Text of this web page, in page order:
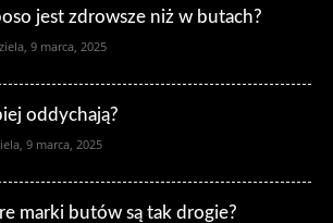
jest zdrowsze niż w butach?
9 marca, 2025
oddychają?
9 marca, 2025
marki butów są tak drogie?